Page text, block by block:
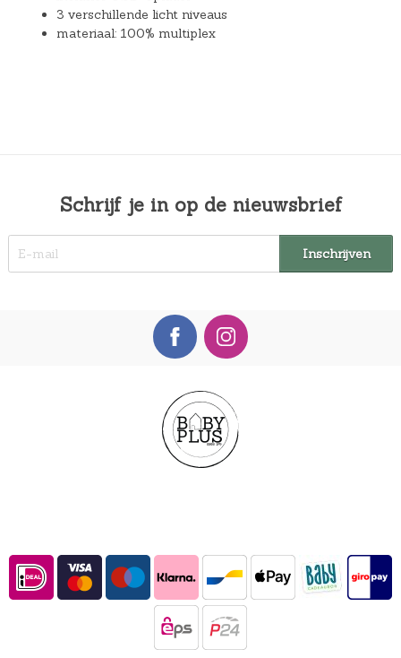
3 verschillende licht niveaus
materiaal: 100% multiplex
Schrijf je in op de nieuwsbrief